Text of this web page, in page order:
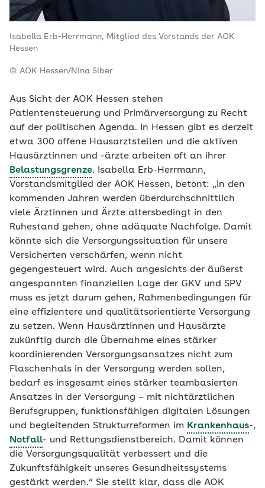
Isabella Erb-Herrmann, Mitglied des Vorstands der AOK
Hessen
© AOK Hessen/Nina Siber
Aus Sicht der AOK Hessen stehen
Patientensteuerung und Primärversorgung zu Recht
auf der politischen Agenda. In Hessen gibt es derzeit
etwa 300 offene Hausarztstellen und die aktiven
Hausärztinnen und -ärzte arbeiten oft an ihrer
Belastungsgrenze. Isabella Erb-Herrmann,
Vorstandsmitglied der AOK Hessen, betont: „In den
kommenden Jahren werden überdurchschnittlich
viele Ärztinnen und Ärzte altersbedingt in den
Ruhestand gehen, ohne adäquate Nachfolge. Damit
könnte sich die Versorgungssituation für unsere
Versicherten verschärfen, wenn nicht
gegengesteuert wird. Auch angesichts der äußerst
angespannten finanziellen Lage der GKV und SPV
muss es jetzt darum gehen, Rahmenbedingungen für
eine effizientere und qualitätsorientierte Versorgung
zu setzen. Wenn Hausärztinnen und Hausärzte
zukünftig durch die Übernahme eines stärker
koordinierenden Versorgungsansatzes nicht zum
Flaschenhals in der Versorgung werden sollen,
bedarf es insgesamt eines stärker teambasierten
Ansatzes in der Versorgung – mit nichtärztlichen
Berufsgruppen, funktionsfähigen digitalen Lösungen
und begleitenden Strukturreformen im Krankenhaus-,
Notfall- und Rettungsdienstbereich. Damit können
die Versorgungsqualität verbessert und die
Zukunftsfähigkeit unseres Gesundheitssystems
gestärkt werden.“ Sie stellt klar, dass die AOK